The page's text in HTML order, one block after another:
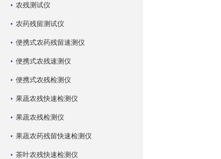
农残测试仪
农药残留测试仪
便携式农药残留速测仪
便携式农残速测仪
便携式农残检测仪
果蔬农残快速检测仪
果蔬农残检测仪
果蔬农药残留快速检测仪
茶叶农残快速检测仪